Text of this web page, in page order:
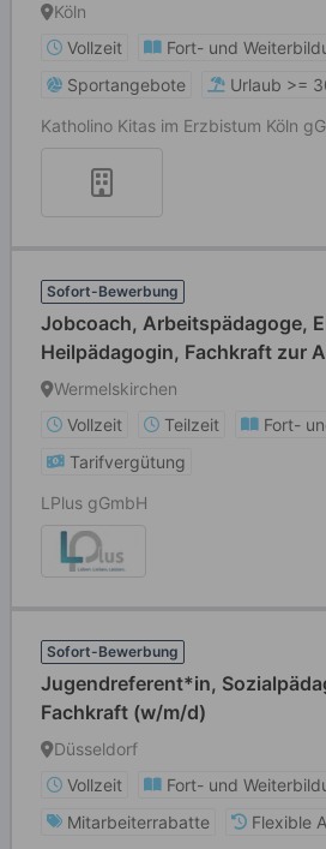
Köln
Vollzeit
Fort- und
Sportangebote
Urlaub >=
Katholino Kitas im Erzbistum Köln
Sofort-Bewerbung
Jobcoach, Arbeitspädagoge,
Heilpädagogin, Fachkraft zur
Berufsförderung oder
Wermelskirchen
Vollzeit
Teilzeit
Fort-
Tarifvergütung
LPlus gGmbH
Sofort-Bewerbung
Jugendreferent*in,
Fachkraft (w/m/d)
Düsseldorf
Vollzeit
Fort- und
Mitarbeiterrabatte
Flexible